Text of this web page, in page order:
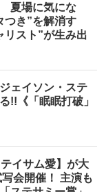
夏場に気にな
つき”を解消す
リスト”が生み出
ェイソン・ステ
!!《「眠眠打破」
イサム愛】が大
会開催！ 主演も